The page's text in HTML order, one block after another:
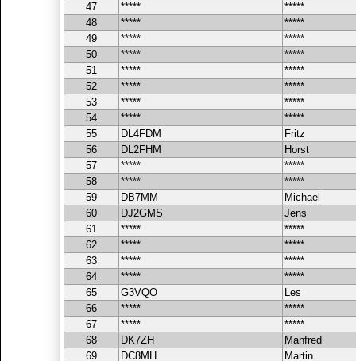
47
*****
*****
48
*****
*****
49
*****
*****
50
*****
*****
51
*****
*****
52
*****
*****
53
*****
*****
54
*****
*****
55
DL4FDM
Fritz
56
DL2FHM
Horst
57
*****
*****
58
*****
*****
59
DB7MM
Michael
60
DJ2GMS
Jens
61
*****
*****
62
*****
*****
63
*****
*****
64
*****
*****
65
G3VQO
Les
66
*****
*****
67
*****
*****
68
DK7ZH
Manfred
69
DC8MH
Martin